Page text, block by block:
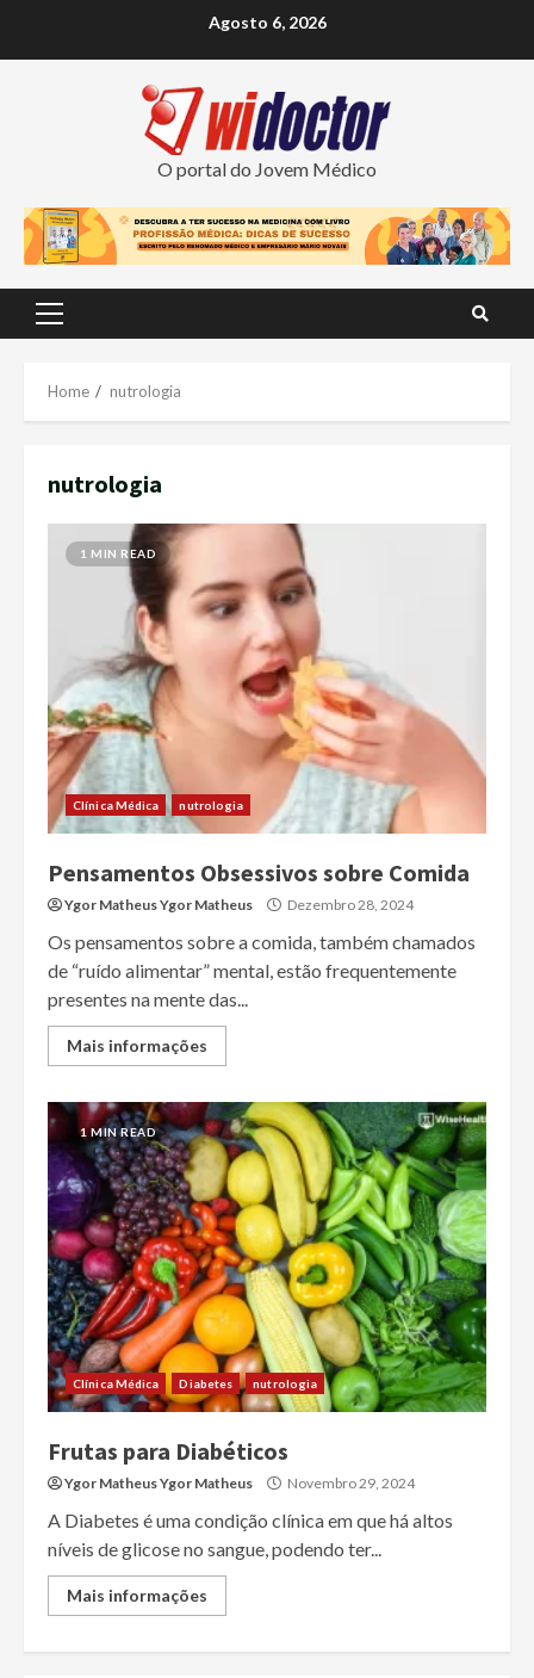
Agosto 6, 2026
O portal do Jovem Médico
Primary
Home nutrologia
nutrologia
1 MIN READ
Clínica Médica nutrologia
Pensamentos Obsessivos sobre Comida
Ygor Matheus Ygor Matheus Dezembro 28, 2024
Os pensamentos sobre a comida, também chamados
de “ruído alimentar” mental, estão frequentemente
presentes na mente das...
Mais informações
1 MIN READ
Clínica Médica Diabetes nutrologia
Frutas para Diabéticos
Ygor Matheus Ygor Matheus Novembro 29, 2024
A Diabetes é uma condição clínica em que há altos
níveis de glicose no sangue, podendo ter...
Mais informações